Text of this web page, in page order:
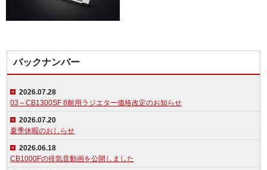
バックナンバー
2026.07.28
03～CB1300SF 8耐用ラジエター価格改定のお知らせ
2026.07.20
夏季休暇のおしらせ
2026.06.18
CB1000Fの排気音動画を公開しました